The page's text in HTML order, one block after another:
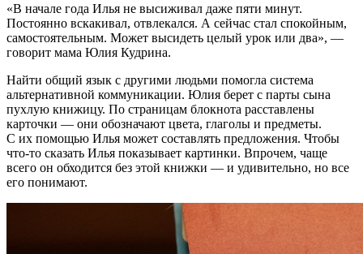
«В начале года Илья не высиживал даже пяти минут.
Постоянно вскакивал, отвлекался. А сейчас стал спокойным,
самостоятельным. Может высидеть целый урок или два», —
говорит мама Юлия Кудрина.
Найти общий язык с другими людьми помогла система
альтернативной коммуникации. Юлия берет с парты сына
пухлую книжицу. По страницам блокнота расставлены
карточки — они обозначают цвета, глаголы и предметы.
С их помощью Илья может составлять предложения. Чтобы
что-то сказать Илья показывает картинки. Впрочем, чаще
всего он обходится без этой книжки — и удивительно, но все
его понимают.